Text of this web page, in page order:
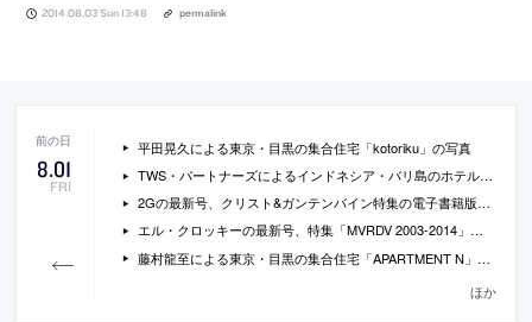
2014.08.03 Sun 13:48 permalink
8.01
FRI
平田晃久による東京・目黒の集合住宅「kotoriku」の写真
TWS・パートナーズによるインドネシア・バリ島のホテル「Akmani Legian」の写真
2Gの最新号、クリスト&ガンテンバイン特集の電子書籍版（￥2,205）
エル・クロッキーの最新号、特集「MVRDV 2003-2014」の電子書籍版(￥2,051)
藤村龍至による東京・目黒の集合住宅「APARTMENT N」の写真など
ほか